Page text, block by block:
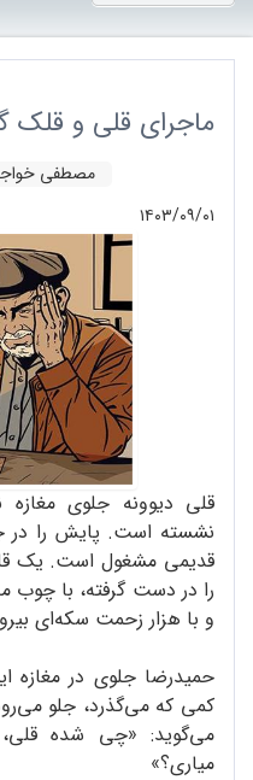
ماجرای قلی و قلک
مصطفی
۱۴۰۳/۰۹/۰۱
قلی دیوونه جلوی
نشسته است. پایش را در
قدیمی مشغول است. یک
را در دست گرفته، با
و با هزار زحمت سکه‌ای
حمیدرضا جلوی در
کمی که می‌گذرد، جلو
می‌گوید: «چی شده
میاری؟»